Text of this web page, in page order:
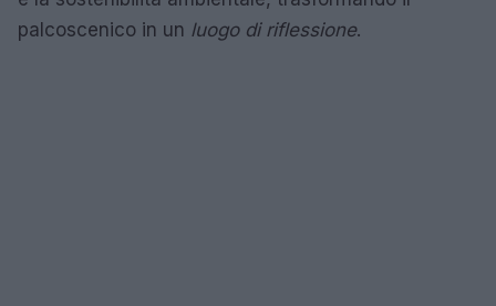
palcoscenico in un luogo di riflessione.